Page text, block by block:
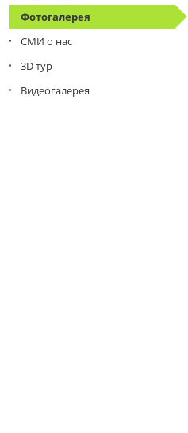
Фотогалерея
СМИ о нас
3D тур
Видеогалерея